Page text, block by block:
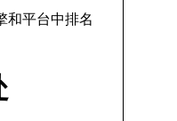
和平台中排名